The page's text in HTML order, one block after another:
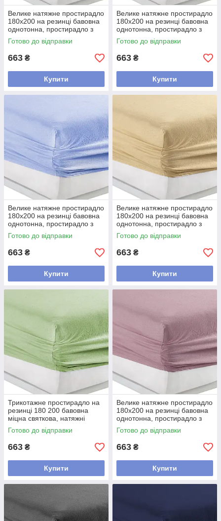
Велике натяжне простирадло
180х200 на резинці бавовна
однотонна, простирадло з
трикотажу міцна Кремовий
Готово до відправки
663 ₴
Купити
Велике натяжне простирадло
180х200 на резинці бавовна
однотонна, простирадло з
трикотажу міцна М'ятний
Готово до відправки
663 ₴
Купити
Велике натяжне простирадло
180х200 на резинці бавовна
однотонна, простирадло з
трикотажу міцна Блакитний
Готово до відправки
663 ₴
Купити
Велике натяжне простирадло
180х200 на резинці бавовна
однотонна, простирадло з
трикотажу міцна Персиковий
Готово до відправки
663 ₴
Купити
Трикотажне простирадло на
резинці 180 200 бавовна
міцна святкова, натяжні
простирадла Туреччина
добре Салатовий
Готово до відправки
663 ₴
Купити
Велике натяжне простирадло
180х200 на резинці бавовна
однотонна, простирадло з
трикотажу міцна Рожевий
Готово до відправки
663 ₴
Купити